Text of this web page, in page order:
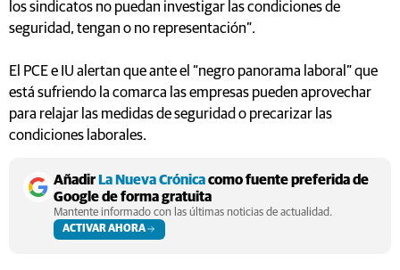
los sindicatos no puedan investigar las condiciones de
seguridad, tengan o no representación”.
El PCE e IU alertan que ante el “negro panorama laboral” que
está sufriendo la comarca las empresas pueden aprovechar
para relajar las medidas de seguridad o precarizar las
condiciones laborales.
AñadirLa Nueva Crónicacomo fuente preferida de
Google de forma gratuita
Mantente informado con las últimas noticias de actualidad.
ACTIVAR AHORA